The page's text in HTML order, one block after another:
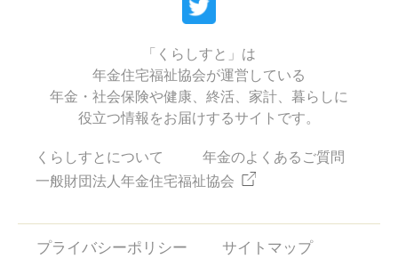
「くらしすと」は
年金住宅福祉協会が運営している
年金・社会保険や健康、終活、家計、暮らしに
役立つ情報をお届けするサイトです。
くらしすとについて
年金のよくあるご質問
一般財団法人年金住宅福祉協会
プライバシーポリシー サイトマップ